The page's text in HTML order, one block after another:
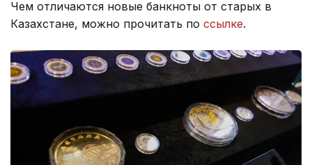
Чем отличаются новые банкноты от старых в
Казахстане, можно прочитать по ссылке.